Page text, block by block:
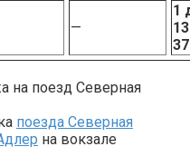
—
1
поезда Северная
на вокзале